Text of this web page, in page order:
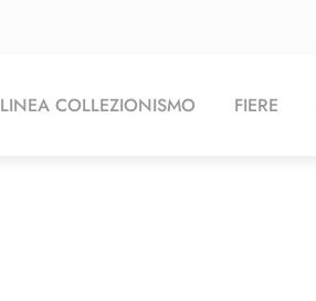
LINEA COLLEZIONISMO FIERE